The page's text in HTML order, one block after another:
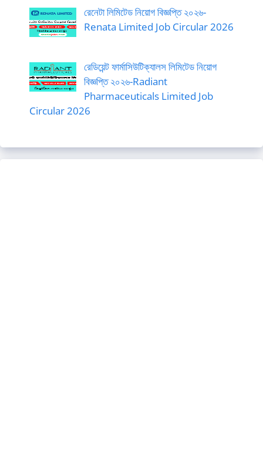
রেনেটা লিমিটেড নিয়োগ বিজ্ঞপ্তি ২০২৬-
Renata Limited Job Circular 2026
রেডিয়েন্ট ফার্মাসিউটিক্যালস লিমিটেড নিয়োগ
বিজ্ঞপ্তি ২০২৬-Radiant
Pharmaceuticals Limited Job
Circular 2026